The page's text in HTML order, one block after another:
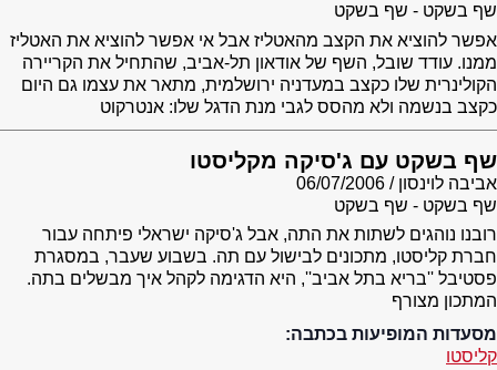
שף בשקט - שף בשקט
אפשר להוציא את הקצב מהאטליז אבל אי אפשר להוציא את האטליז
ממנו. עודד שובל, השף של אודאון תל-אביב, שהתחיל את הקריירה
הקולינרית שלו כקצב במעדניה ירושלמית, מתאר את עצמו גם היום
כקצב בנשמה ולא מהסס לגבי מנת הדגל שלו: אנטרקוט
שף בשקט עם ג'סיקה מקליסטו
אביבה לוינסון
06/07/2006
שף בשקט - שף בשקט
רובנו נוהגים לשתות את התה, אבל ג'סיקה ישראלי פיתחה עבור
חברת קליסטו, מתכונים לבישול עם תה. בשבוע שעבר, במסגרת
פסטיבל ''בריא בתל אביב'', היא הדגימה לקהל איך מבשלים בתה.
המתכון מצורף
מסעדות המופיעות בכתבה:
קליסטו